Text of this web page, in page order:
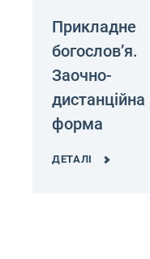
Прикладне
богослов’я.
Заочно-
дистанційна
форма
ДЕТАЛІ